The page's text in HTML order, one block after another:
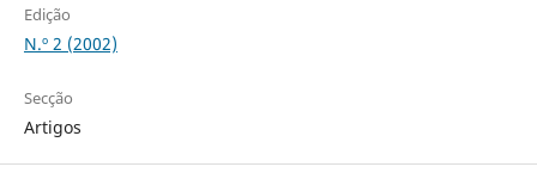
Edição
N.º 2 (2002)
Secção
Artigos